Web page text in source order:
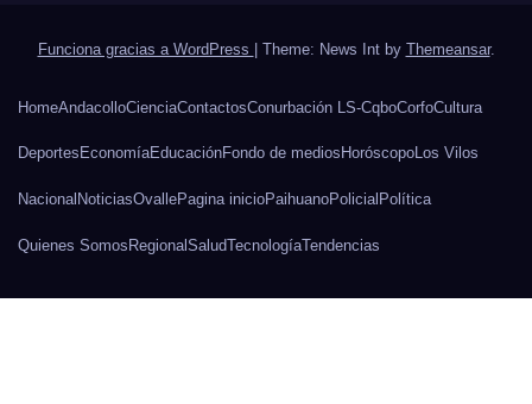
Funciona gracias a WordPress Theme: News Int by Themeansar.
HomeAndacolloCienciaContactosConurbación LS-CqboCorfoCultura
Deportes EconomíaEducaciónFondo de medios HoróscopoLos Vilos
Nacional NoticiasOvallePagina inicioPaihuanoPolicial Política
Quienes Somos RegionalSaludTecnologíaTendencias